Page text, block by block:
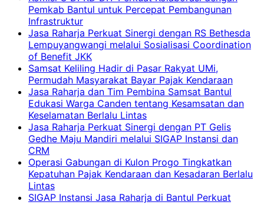
Pemkab Bantul untuk Percepat Pembangunan
Infrastruktur
Jasa Raharja Perkuat Sinergi dengan RS Bethesda
Lempuyangwangi melalui Sosialisasi Coordination
of Benefit JKK
Samsat Keliling Hadir di Pasar Rakyat UMi,
Permudah Masyarakat Bayar Pajak Kendaraan
Jasa Raharja dan Tim Pembina Samsat Bantul
Edukasi Warga Canden tentang Kesamsatan dan
Keselamatan Berlalu Lintas
Jasa Raharja Perkuat Sinergi dengan PT Gelis
Gedhe Maju Mandiri melalui SIGAP Instansi dan
CRM
Operasi Gabungan di Kulon Progo Tingkatkan
Kepatuhan Pajak Kendaraan dan Kesadaran Berlalu
Lintas
SIGAP Instansi Jasa Raharja di Bantul Perkuat